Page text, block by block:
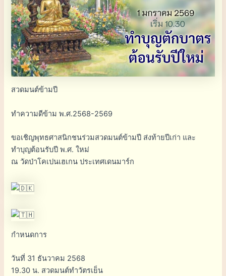
สวดมนต์ข้ามปี
ทำความดีข้าม พ.ศ.2568-2569
ขอเชิญพุทธศาสนิกชนร่วมสวดมนต์ข้ามปี ส่งท้ายปีเก่า และ
ทำบุญต้อนรับปี พ.ศ. ใหม่
ณ วัดป่าโคเปนเฮเกน ประเทศเดนมาร์ก
กำหนดการ
วันที่ 31 ธันวาคม 2568
19.30 น. สวดมนต์ทำวัตรเย็น